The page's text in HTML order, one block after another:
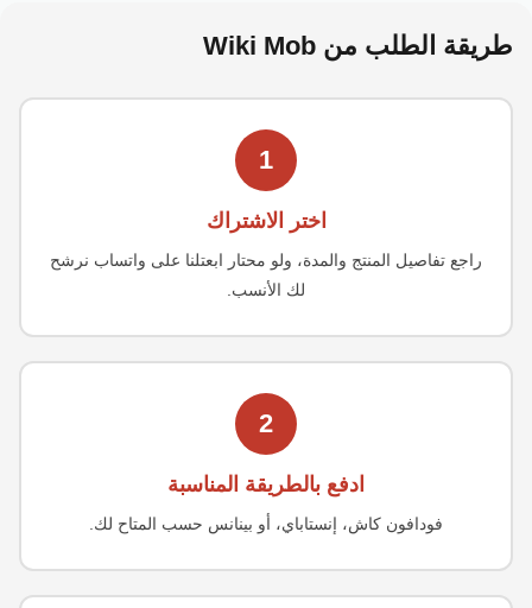
طريقة الطلب من Wiki Mob
1
اختر الاشتراك
راجع تفاصيل المنتج والمدة، ولو محتار ابعتلنا على واتساب نرشح
لك الأنسب.
2
ادفع بالطريقة المناسبة
فودافون كاش، إنستاباي، أو بينانس حسب المتاح لك.